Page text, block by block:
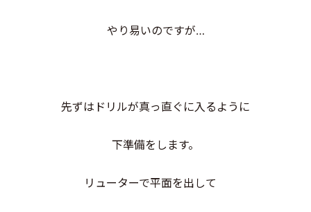
やり易いのですが…
先ずはドリルが真っ直ぐに入るように
下準備をします。
リューターで平面を出して